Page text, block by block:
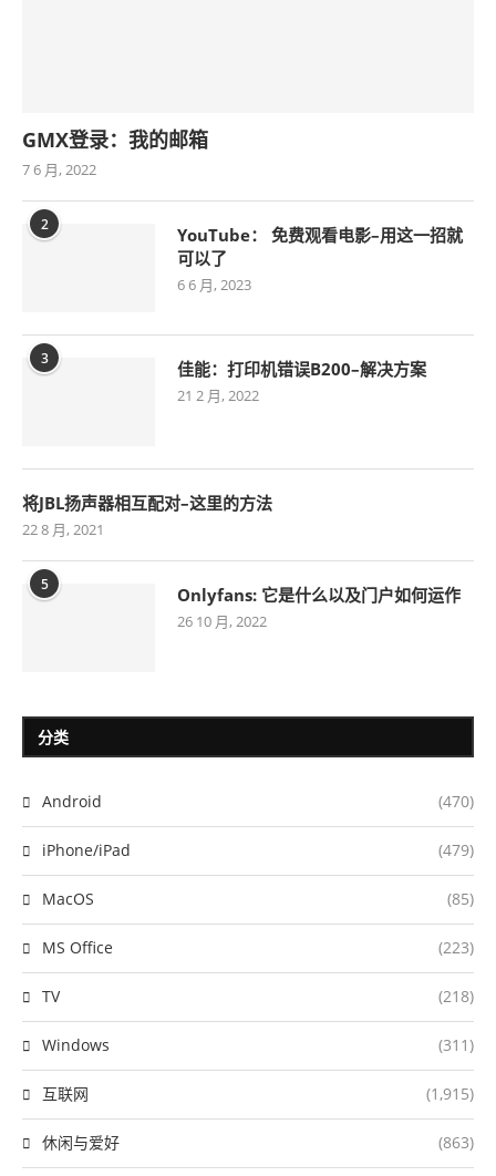
GMX登录：我的邮箱
7 6 月, 2022
2
YouTube： 免费观看电影–用这一招就
可以了
6 6 月, 2023
3 佳能：打印机错误B200–解决方案
21 2 月, 2022
将JBL扬声器相互配对–这里的方法
22 8 月, 2021
5 Onlyfans: 它是什么以及门户如何运作
26 10 月, 2022
分类
Android (470)
iPhone/iPad (479)
MacOS (85)
MS Office (223)
TV (218)
Windows (311)
互联网 (1,915)
休闲与爱好 (863)